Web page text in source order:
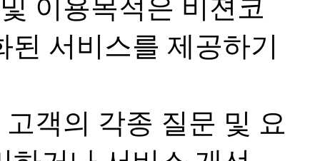
이용목적은 비젼코
서비스를 제공하기
객의 각종 질문 및 요